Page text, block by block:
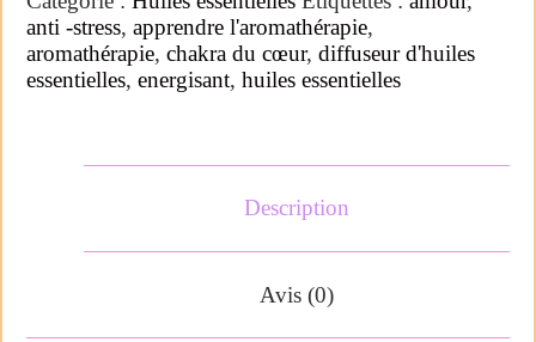
anti -stress, apprendre l'aromathérapie,
aromathérapie, chakra du cœur, diffuseur d'huiles
essentielles, energisant, huiles essentielles
Description
Avis (0)